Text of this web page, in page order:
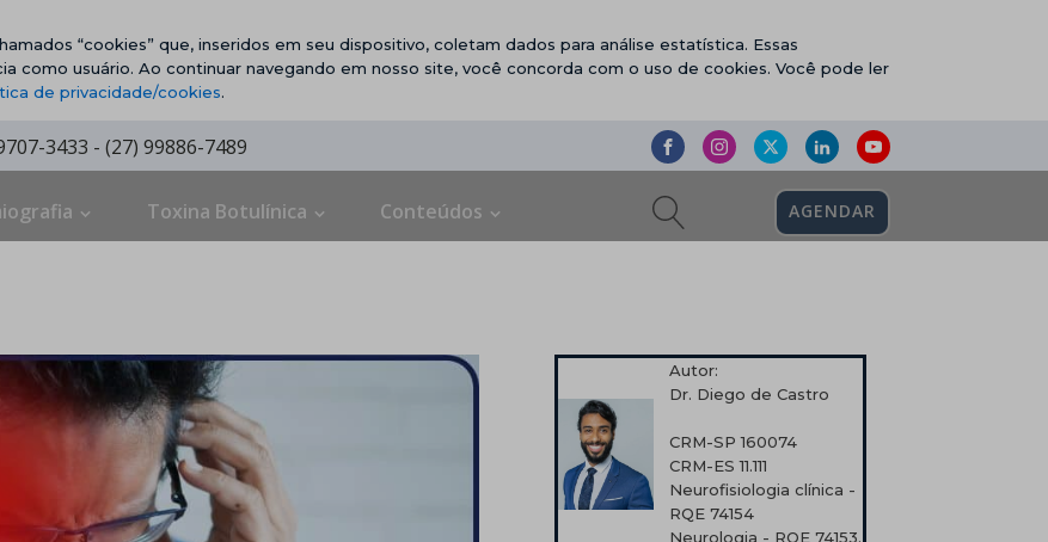
“cookies” que, inseridos em seu dispositivo, coletam dados para análise estatística. Essas
como usuário. Ao continuar navegando em nosso site, você concorda com o uso de cookies. Você pode ler
de privacidade/cookies.
3433 - (27) 99886-7489
Toxina Botulínica Conteúdos AGENDAR
Autor:
Dr. Diego de Castro
CRM-SP 160074
CRM-ES 11.111
Neurofisiologia clínica -
RQE 74154
Neurologia - RQE 74153.